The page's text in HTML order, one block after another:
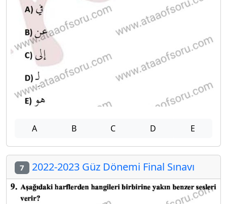
A B C D E
7 2022-2023 Güz Dönemi Final Sınavı